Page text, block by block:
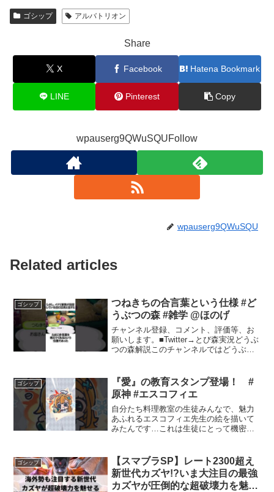
ゴシップ アルバトリオン
Share
X Facebook Hatena Bookmark
LINE Pinterest Copy
wpauserg9QWuSQUFollow
wpauserg9QWuSQU
Related articles
ゴシップ
つねきちの合言葉という仕様 #ど
うぶつの森 #雑学 @ほのげ
チャンネル登録、コメント、評価等、お
願いします。■Twitter→とび森実況どうぶ
つの森解説このチャンネルではどうぶつ
うぶつの森稲荷家具と特別な合言葉の世
界稲荷家具...
ゴシップ
『愛』の教育スタンプ登場！ #
原神 #エスコフィエ
自分たち料理教室の生徒みんなで、魅力
あふれるエスコフィエ先生の絵を描いて
みたんです…これは生徒にとって機密文
ーオープンワールドRPG『原神（げんし
ん）』好評配信中！◆ジ...
ゴシップ
【スマブラSP】レート2300超え
新世代カズヤ!?いま大注目の最強
カズヤが圧倒的な超破壊力を魅せ